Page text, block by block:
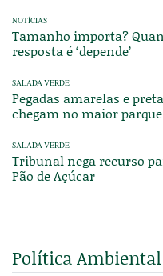
NOTÍCIAS
Tamanho importa?
resposta é ‘depende’
SALADA VERDE
Pegadas amarelas e
chegam no maior
SALADA VERDE
Tribunal nega recurso
Pão de Açúcar
Política Ambiental